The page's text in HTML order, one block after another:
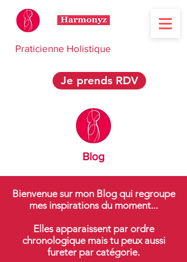
Je prends RDV
Praticienne Holistique
Blog
Bienvenue sur mon Blog qui regroupe
mes inspirations du moment...
Elles apparaissent par ordre
chronologique mais tu peux aussi
fureter par catégorie.